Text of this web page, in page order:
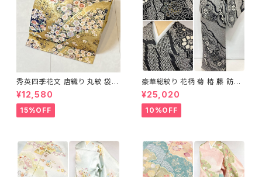
秀英四季花文 唐織り 丸紋 袋帯
正絹 金糸 ゴールド 紺 ピンク 7
05
¥12,580
15%OFF
豪華総絞り 花柄 菊 椿 藤 訪問
着 鹿の子絞り ラメ 正絹 黒 白
グレー 1435
¥25,020
10%OFF